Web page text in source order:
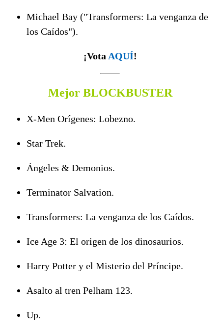
Michael Bay ("Transformers: La venganza de
los Caídos").
¡Vota AQUÍ!
Mejor BLOCKBUSTER
X-Men Orígenes: Lobezno.
Star Trek.
Ángeles & Demonios.
Terminator Salvation.
Transformers: La venganza de los Caídos.
Ice Age 3: El origen de los dinosaurios.
Harry Potter y el Misterio del Príncipe.
Asalto al tren Pelham 123.
Up.